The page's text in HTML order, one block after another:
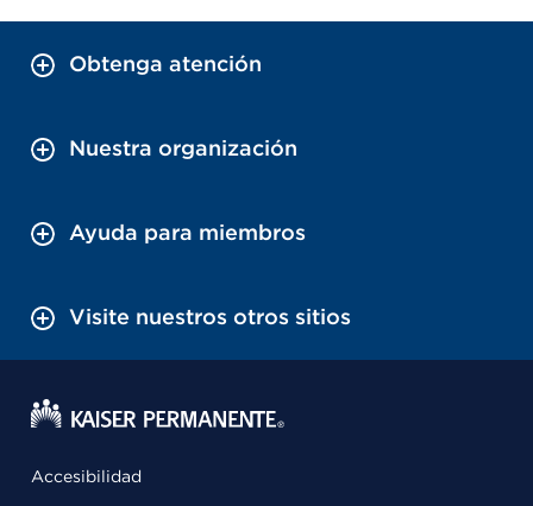
Obtenga atención
Nuestra organización
Ayuda para miembros
Visite nuestros otros sitios
Accesibilidad